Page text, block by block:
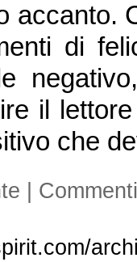
accanto.
di
il
che